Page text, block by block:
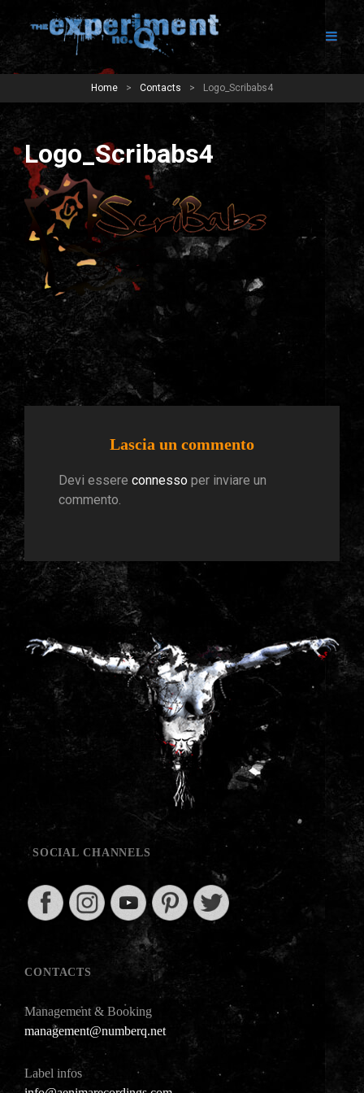
Home > Contacts > Logo_Scribabs4
Logo_Scribabs4
Lascia un commento
Devi essere connesso per inviare un
commento.
SOCIAL CHANNELS
CONTACTS
Management & Booking
management@numberq.net
Label infos